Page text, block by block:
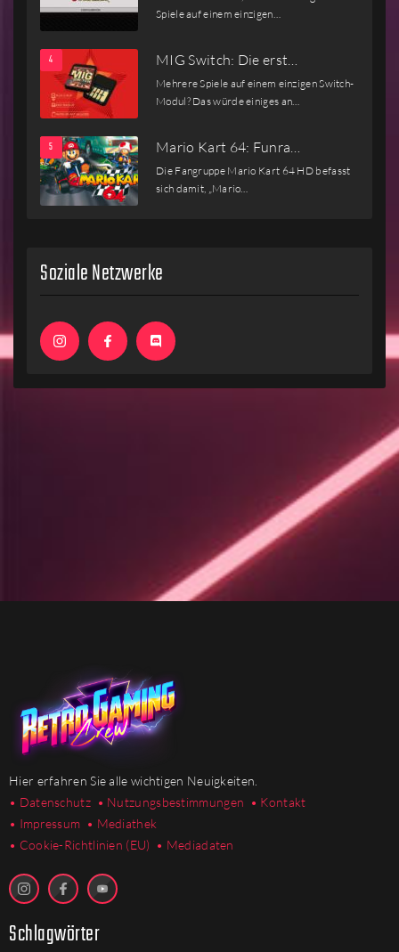
Spiele auf einem einzigen…
MIG Switch: Die erst…
Mehrere Spiele auf einem einzigen Switch-
Modul? Das würde einiges an…
Mario Kart 64: Funra…
Die Fangruppe Mario Kart 64 HD befasst
sich damit, „Mario…
Soziale Netzwerke
Hier erfahren Sie alle wichtigen Neuigkeiten.
• Datenschutz • Nutzungsbestimmungen • Kontakt
• Impressum • Mediathek
• Cookie-Richtlinien (EU) • Mediadaten
Schlagwörter